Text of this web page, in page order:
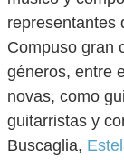
representantes
Compuso gran
géneros, entre
novas, como
guitarristas y
Buscaglia,